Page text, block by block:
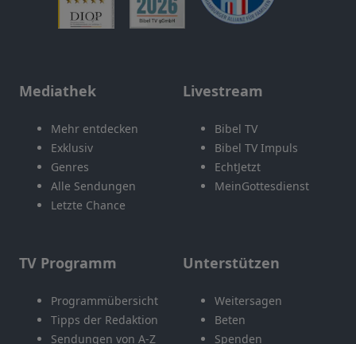
Mediathek
Mehr entdecken
Exklusiv
Genres
Alle Sendungen
Letzte Chance
Livestream
Bibel TV
Bibel TV Impuls
EchtJetzt
MeinGottesdienst
TV Programm
Programmübersicht
Tipps der Redaktion
Sendungen von A-Z
Unterstützen
Weitersagen
Beten
Spenden